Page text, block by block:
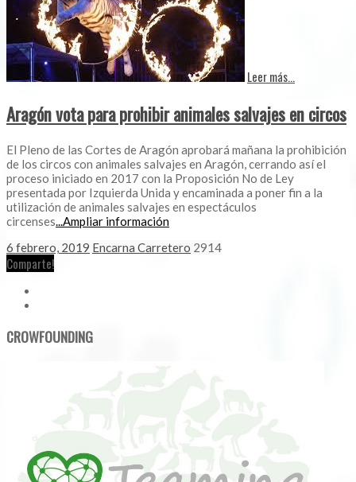
Leer más...
Aragón vota para prohibir animales salvajes en circos
El Pleno de las Cortes de Aragón aprobará mañana la prohibición
de los circos con animales salvajes en Aragón, cerrando así el
proceso iniciado en 2017 con la Proposición No de Ley
presentada por Izquierda Unida y encaminada a poner fin a la
utilización de animales salvajes en espectáculos
circenses...Ampliar información
6 febrero, 2019 Encarna Carretero 2914
Comparte!
CROWFOUNDING